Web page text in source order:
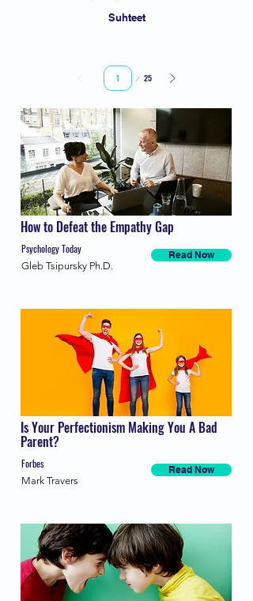
Suhteet
25
Sivu
How to Defeat the Empathy Gap
Psychology Today
Gleb Tsipursky Ph.D.
Read Now
Is Your Perfectionism Making You A Bad
Parent?
Forbes
Mark Travers
Read Now